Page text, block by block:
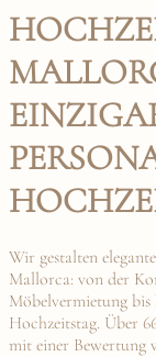
Wir gestalten
Mallorca: von der
Möbelvermietung
Hochzeitstag. Über
mit einer Bewertung